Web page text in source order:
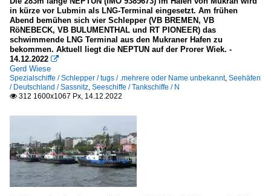
Minenabwehrfahrzeuge
Deutschland
Meere, Seegebiete
Deutschland
Museen, Ausstellungen
Deutschland
in kürze vor Lubmin als LNG-Terminal eingesetzt. Am frühen
Abend bemühen sich vier Schlepper (VB BREMEN, VB
RöNEBECK, VB BULUMENTHAL und RT PIONEER) das
schwimmende LNG Terminal aus den Mukraner Hafen zu
bekommen. Aktuell liegt die NEPTUN auf der Prorer Wiek. -
14.12.2022 
Gerd Wiese
Spezialschiffe / Schlepper / tugs / .mehrere oder Name unbekannt, Seehäfen
/ Deutschland / Sassnitz, Seeschiffe / Tankschiffe / N
 312 1600x1067 Px, 14.12.2022